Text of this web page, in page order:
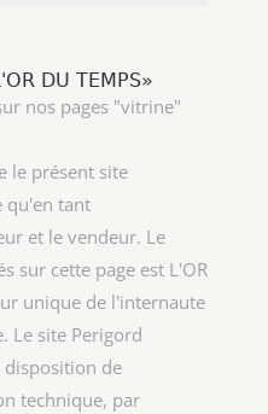
DU TEMPS»
nos pages "vitrine"
le présent site
qu'en tant
et le vendeur. Le
sur cette page est L'OR
unique de l'internaute
Le site Perigord
disposition de
technique, par